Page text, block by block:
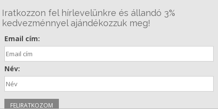
Iratkozzon fel hírlevelünkre és állandó 3%
kedvezménnyel ajándékozzuk meg!
Email cím:
Név: